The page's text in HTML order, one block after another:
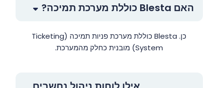
האם Blesta כוללת מערכת תמיכה?
כן. Blesta כוללת מערכת פניות תמיכה (Ticketing
System) מובנית כחלק מהמערכת.